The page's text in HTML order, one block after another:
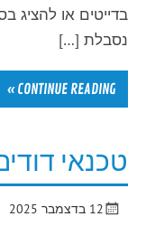
בדייטים או להציג
נסבלת […]
CONTINUE READING »
טכנאי
12 בדצמבר 2025